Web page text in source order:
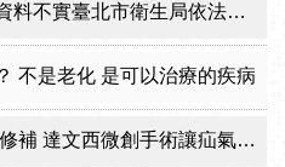
衛生局依法重罰300萬元 續查苦茶油及原料下游
不是老化 是可以治療的疾病
達文西微創手術讓疝氣治療更精準